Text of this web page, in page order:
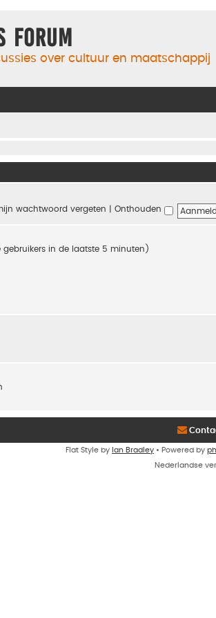
Forum
over cultuur en maatschappij
wachtwoord vergeten Onthouden
gebruikers in de laatste 5 minuten)
Flat Style by Ian Bradley • Powered by
Nederlandse